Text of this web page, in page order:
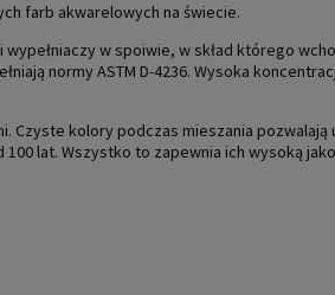
farb akwarelowych na świecie.
w spoiwie, w skład którego
normy ASTM D-4236. Wysoka
kolory podczas mieszania
lat. Wszystko to zapewnia ich wysoką